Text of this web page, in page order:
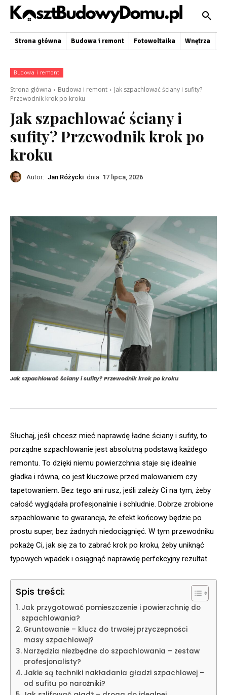
Strona główna Budowa i remont Fotowoltaika Wnętrza
Budowa i remont
Strona główna Budowa i remont
Jak szpachlować ściany i sufity?
Przewodnik krok po kroku
Jak szpachlować ściany i
sufity? Przewodnik krok po
kroku
Autor: Jan Różycki dnia 17 lipca, 2026
Jak szpachlować ściany i sufity? Przewodnik krok po kroku
Słuchaj, jeśli chcesz mieć naprawdę ładne ściany i sufity, to
porządne szpachlowanie jest absolutną podstawą każdego
remontu. To dzięki niemu powierzchnia staje się idealnie
gładka i równa, co jest kluczowe przed malowaniem czy
tapetowaniem. Bez tego ani rusz, jeśli zależy Ci na tym, żeby
całość wyglądała profesjonalnie i schludnie. Dobrze zrobione
szpachlowanie to gwarancja, że efekt końcowy będzie po
prostu super, bez żadnych niedociągnięć. W tym przewodniku
pokażę Ci, jak się za to zabrać krok po kroku, żeby uniknąć
typowych wpadek i osiągnąć naprawdę perfekcyjny rezultat.
Spis treści:
Jak przygotować pomieszczenie i powierzchnię do
szpachlowania?
Gruntowanie – klucz do trwałej przyczepności
masy szpachlowej?
Narzędzia niezbędne do szpachlowania – zestaw
profesjonalisty?
Jakie są techniki nakładania gładzi szpachlowej –
od sufitu po narożniki?